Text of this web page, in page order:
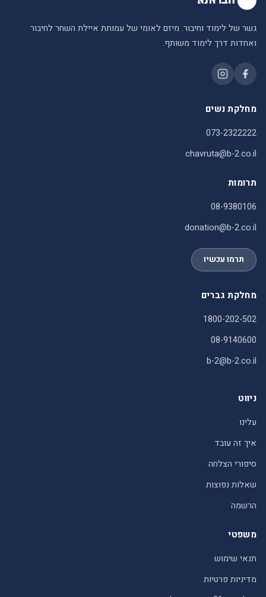
גשר של לימוד וחיבור. מיזם לאומי של עמותת איילת השחר לחיבור
ואחדות דרך לימוד משותף.
מחלקת נשים
073-2322222
chavruta@b-2.co.il
תרומות
08-9380106
donation@b-2.co.il
תרמו עכשיו
מחלקת גברים
1800-202-502
08-9140600
b-2@b-2.co.il
ניווט
עלינו
איך זה עובד
סיפורי הצלחה
שאלות נפוצות
הרשמה
משפטי
תנאי שימוש
מדיניות פרטיות